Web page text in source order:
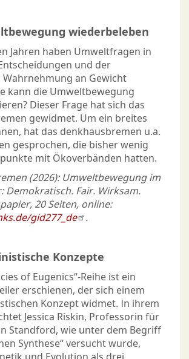
wiederbeleben
Jahren haben Umweltfragen in
und der
an Gewicht
kann die Umweltbewegung
Dieser Frage hat sich das
gewidmet. Um ein breites
hat das denkhausbremen u.a.
gesprochen, die bisher wenig
mit Ökoverbänden hatten.
(2026): Umweltbewegung im
Demokratisch. Fair. Wirksam.
20 Seiten, online:
gid277_de
.
Konzepte
of Eugenics“-Reihe ist ein
erschienen, der sich einem
Konzept widmet. In ihrem
Jessica Riskin, Professorin für
Standford, wie unter dem Begriff
Synthese“ versucht wurde,